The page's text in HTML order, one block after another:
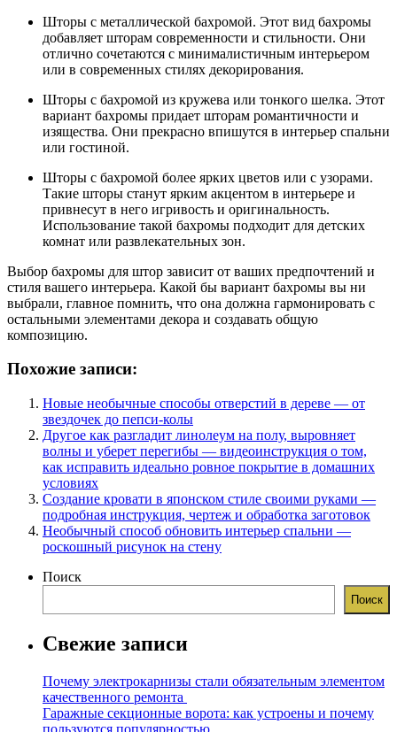
Шторы с металлической бахромой. Этот вид бахромы
добавляет шторам современности и стильности. Они
отлично сочетаются с минималистичным интерьером
или в современных стилях декорирования.
Шторы с бахромой из кружева или тонкого шелка. Этот
вариант бахромы придает шторам романтичности и
изящества. Они прекрасно впишутся в интерьер спальни
или гостиной.
Шторы с бахромой более ярких цветов или с узорами.
Такие шторы станут ярким акцентом в интерьере и
привнесут в него игривость и оригинальность.
Использование такой бахромы подходит для детских
комнат или развлекательных зон.
Выбор бахромы для штор зависит от ваших предпочтений и
стиля вашего интерьера. Какой бы вариант бахромы вы ни
выбрали, главное помнить, что она должна гармонировать с
остальными элементами декора и создавать общую
композицию.
Похожие записи:
Новые необычные способы отверстий в дереве — от
звездочек до пепси-колы
Другое как разгладит линолеум на полу, выровняет
волны и уберет перегибы — видеоинструкция о том,
как исправить идеально ровное покрытие в домашних
условиях
Создание кровати в японском стиле своими руками —
подробная инструкция, чертеж и обработка заготовок
Необычный способ обновить интерьер спальни —
роскошный рисунок на стену
Поиск
Поиск
Свежие записи
Почему электрокарнизы стали обязательным элементом
качественного ремонта
Гаражные секционные ворота: как устроены и почему
пользуются популярностью